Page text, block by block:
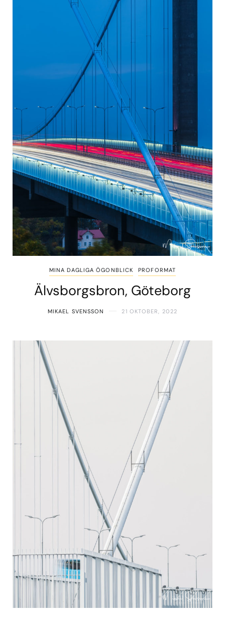
MINA DAGLIGA ÖGONBLICK PROFORMAT
Älvsborgsbron, Göteborg
MIKAEL SVENSSON 21 OKTOBER, 2022